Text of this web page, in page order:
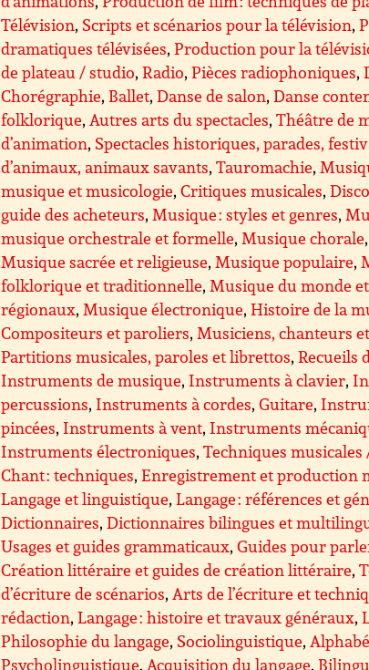
Télévision, Scripts et scénarios pour la télévision,
dramatiques télévisées,Production pour la
de plateau / studio,Radio,Pièces radiophoniques,
Chorégraphie, Ballet,Danse de salon,Danse
folklorique,Autres arts du spectacles,Théâtre de
d’animation, Spectacles historiques, parades,
d’animaux, animaux savants,Tauromachie,
musique et musicologie,Critiques musicales,
guide des acheteurs,Musique : styles et genres,
musique orchestrale et formelle,Musique chorale
Musique sacrée et religieuse,Musique populaire,
folklorique et traditionnelle,Musique du monde
régionaux,Musique électronique,Histoire de la
Compositeurs et paroliers,Musiciens, chanteurs
Partitions musicales, paroles et librettos,Recueils
Instruments de musique, Instruments à clavier,
percussions, Instruments à cordes,Guitare,
pincées, Instruments à vent, Instruments
Instruments électroniques,Techniques
Chant : techniques,Enregistrement et production
Langage et linguistique,Langage : références et
Dictionnaires,Dictionnaires bilingues et
Usages et guides grammaticaux,Guides pour
Création littéraire et guides de création littéraire,
d’écriture de scénarios,Arts de l’écriture et
rédaction,Langage : histoire et travaux généraux,
Philosophie du langage, Sociolinguistique,
Psycholinguistique, Acquisition du langage,